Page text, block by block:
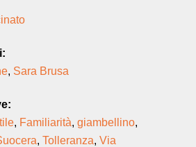
, Sara Brusa
, Familiarità, giambellino,
, Tolleranza, Via